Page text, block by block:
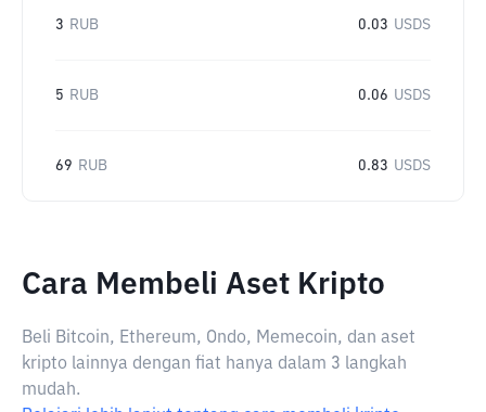
3 RUB 0.03 USDS
5 RUB 0.06 USDS
69 RUB 0.83 USDS
Cara Membeli Aset Kripto
Beli Bitcoin, Ethereum, Ondo, Memecoin, dan aset
kripto lainnya dengan fiat hanya dalam 3 langkah
mudah.